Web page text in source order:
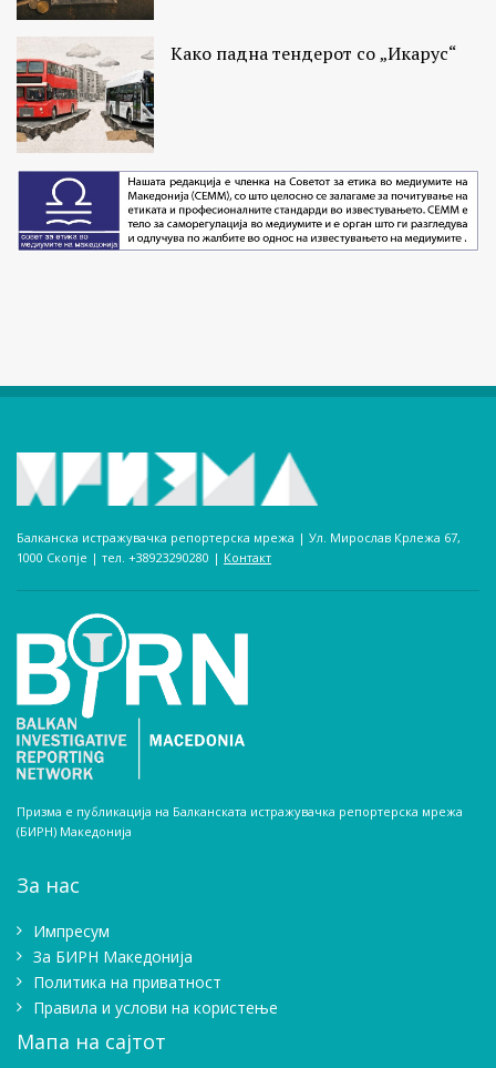
Како падна тендерот со „Икарус“
Балканска истражувачка репортерска мрежа | Ул. Мирослав Крлежа 67,
1000 Скопје | тел. +38923290280­ | Контакт
Призма е публикација на Балканската истражувачка репортерска мрежа
(БИРН) Македонија
За нас
Импресум
Зa БИРН Македонија
Политика на приватност
Правила и услови на користење
Мапа на сајтот